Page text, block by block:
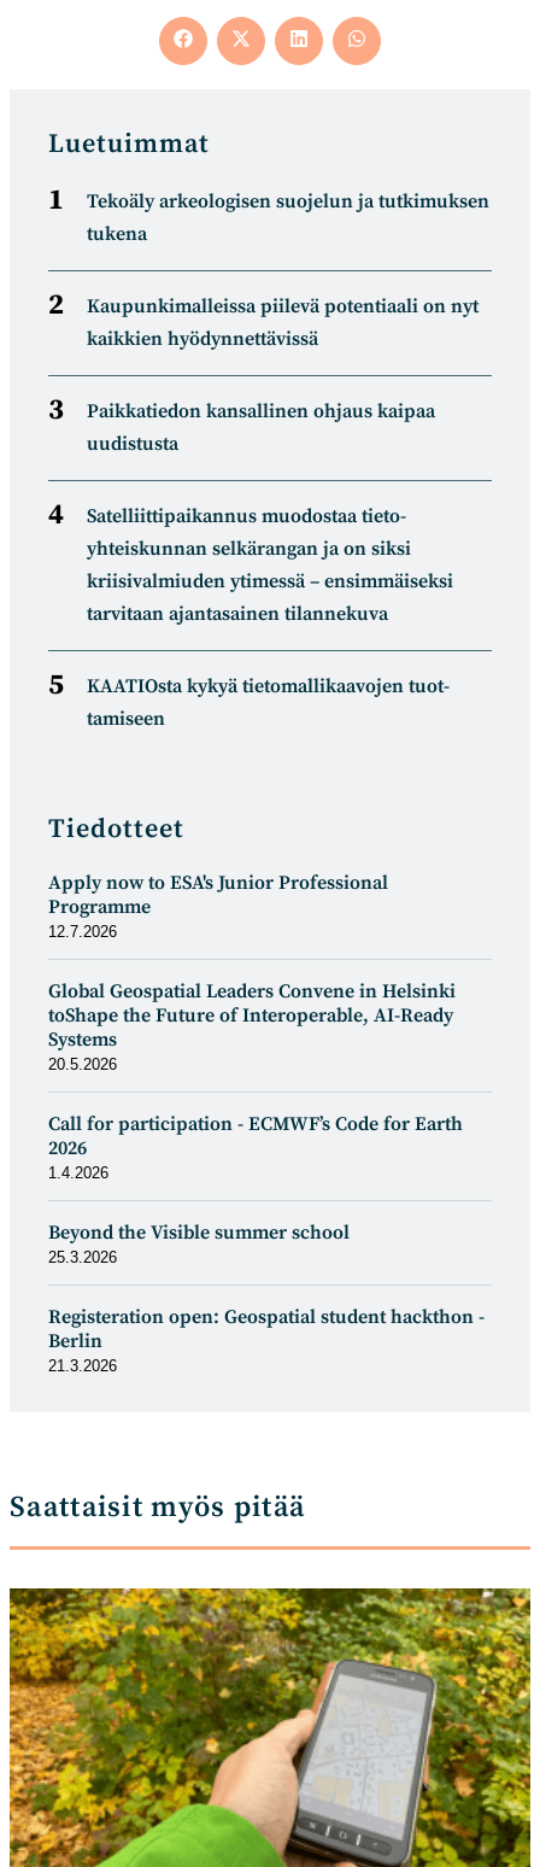
Opens
in
Opens
in
Opens
in
Opens
in
Luetuimmat
Tekoäly arkeologisen suojelun ja tutkimuksen
tukena
Kaupunkimalleissa piilevä potentiaali on nyt
kaikkien hyödynnettävissä
Paikkatiedon kansallinen ohjaus kaipaa
uudistusta
Satelliitti­paikannus muodostaa tieto­
yhteiskunnan selkä­rangan ja on siksi
kriisivalmiuden ytimessä – ensimmäiseksi
tarvitaan ajantasainen tilannekuva
KAATIOsta kykyä tietomal­likaa­vojen tuot­
tamiseen
Tiedotteet
Apply now to ESA's Junior Professional
Programme
12.7.2026
Global Geospatial Leaders Convene in Helsinki
toShape the Future of Interoperable, AI-Ready
Systems
20.5.2026
Call for participation - ECMWF’s Code for Earth
2026
1.4.2026
Beyond the Visible summer school
25.3.2026
Registeration open: Geospatial student hackthon -
Berlin
21.3.2026
Saattaisit myös pitää